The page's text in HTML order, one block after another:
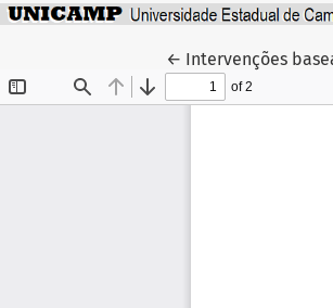
← Voltar aos
Intervenções